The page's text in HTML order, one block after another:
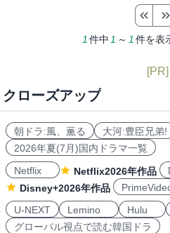
1 件中 1 ～ 1 件を表
[PR]
クローズアップ
朝ドラ:風、薫る 大河:豊臣兄弟!
2026年夏(7月)国内ドラマ一覧
Netflix
Netflix2026年作品
Disney+2026年作品
U-NEXT
Lemino Hulu
グローバル視点で読む韓国ドラ